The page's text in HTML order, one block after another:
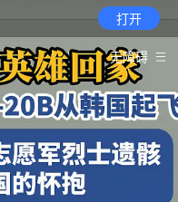
打开
无障碍